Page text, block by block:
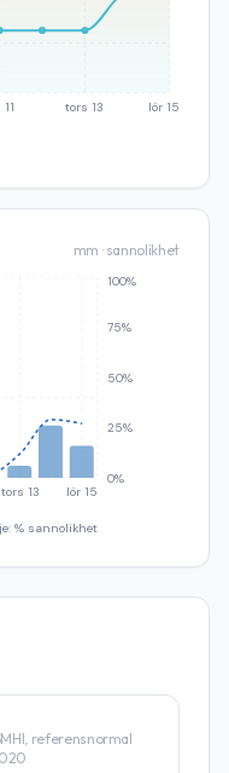
tors 13 lör 15
mm · sannolikhet
tors 13 lör 15
0%
25%
50%
75%
100%
% sannolikhet
referensnormal